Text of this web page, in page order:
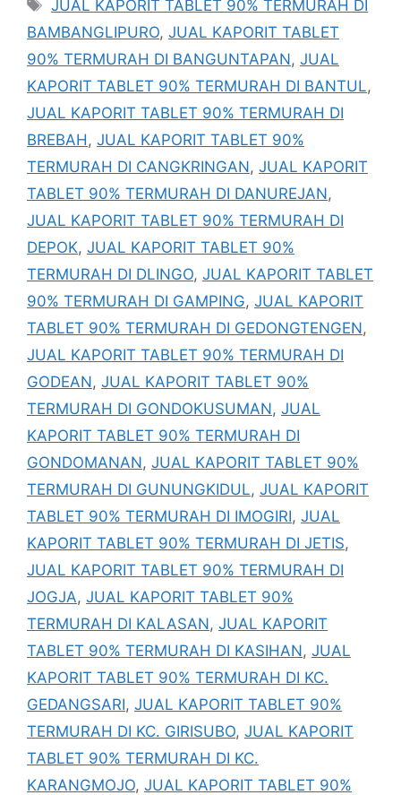
JUAL KAPORIT TABLET 90% TERMURAH DI
BAMBANGLIPURO, JUAL KAPORIT TABLET
90% TERMURAH DI BANGUNTAPAN, JUAL
KAPORIT TABLET 90% TERMURAH DI BANTUL,
JUAL KAPORIT TABLET 90% TERMURAH DI
BREBAH , JUAL KAPORIT TABLET 90%
TERMURAH DI CANGKRINGAN, JUAL KAPORIT
TABLET 90% TERMURAH DI DANUREJAN,
JUAL KAPORIT TABLET 90% TERMURAH DI
DEPOK, JUAL KAPORIT TABLET 90%
TERMURAH DI DLINGO, JUAL KAPORIT TABLET
90% TERMURAH DI GAMPING, JUAL KAPORIT
TABLET 90% TERMURAH DI GEDONGTENGEN,
JUAL KAPORIT TABLET 90% TERMURAH DI
GODEAN, JUAL KAPORIT TABLET 90%
TERMURAH DI GONDOKUSUMAN, JUAL
KAPORIT TABLET 90% TERMURAH DI
GONDOMANAN, JUAL KAPORIT TABLET 90%
TERMURAH DI GUNUNGKIDUL, JUAL KAPORIT
TABLET 90% TERMURAH DI IMOGIRI, JUAL
KAPORIT TABLET 90% TERMURAH DI JETIS,
JUAL KAPORIT TABLET 90% TERMURAH DI
JOGJA, JUAL KAPORIT TABLET 90%
TERMURAH DI KALASAN, JUAL KAPORIT
TABLET 90% TERMURAH DI KASIHAN, JUAL
KAPORIT TABLET 90% TERMURAH DI KC.
GEDANGSARI, JUAL KAPORIT TABLET 90%
TERMURAH DI KC. GIRISUBO, JUAL KAPORIT
TABLET 90% TERMURAH DI KC.
KARANGMOJO, JUAL KAPORIT TABLET 90%